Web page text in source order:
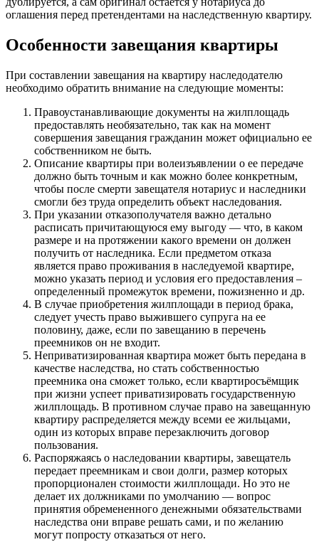
оглашения перед претендентами на наследственную квартиру.
Особенности завещания квартиры
При составлении завещания на квартиру наследодателю
необходимо обратить внимание на следующие моменты:
Правоустанавливающие документы на жилплощадь
предоставлять необязательно, так как на момент
совершения завещания гражданин может официально ее
собственником не быть.
Описание квартиры при волеизъявлении о ее передаче
должно быть точным и как можно более конкретным,
чтобы после смерти завещателя нотариус и наследники
смогли без труда определить объект наследования.
При указании отказополучателя важно детально
расписать причитающуюся ему выгоду — что, в каком
размере и на протяжении какого времени он должен
получить от наследника. Если предметом отказа
является право проживания в наследуемой квартире,
можно указать период и условия его предоставления –
определенный промежуток времени, пожизненно и др.
В случае приобретения жилплощади в период брака,
следует учесть право выжившего супруга на ее
половину, даже, если по завещанию в перечень
преемников он не входит.
Неприватизированная квартира может быть передана в
качестве наследства, но стать собственностью
преемника она сможет только, если квартиросъёмщик
при жизни успеет приватизировать государственную
жилплощадь. В противном случае право на завещанную
квартиру распределяется между всеми ее жильцами,
один из которых вправе перезаключить договор
пользования.
Распоряжаясь о наследовании квартиры, завещатель
передает преемникам и свои долги, размер которых
пропорционален стоимости жилплощади. Но это не
делает их должниками по умолчанию — вопрос
принятия обремененного денежными обязательствами
наследства они вправе решать сами, и по желанию
могут попросту отказаться от него.